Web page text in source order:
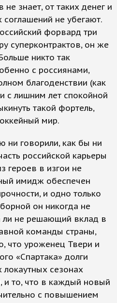
знает, от таких денег и
не убегают.
форвард три
суперконтрактов, он же
никто так
с россиянами,
благоденствии (как
с лишним лет спокойной
такой фортель,
мир.
ни говорили, как бы ни
российской карьеры
героев в изгои не
имидж обеспечен
и одно только
он никогда не
ли не решающий вклад в
команды страны,
что уроженец Твери и
«Спартака» долги
сезонах
и то, что в каждый новый
с повышением